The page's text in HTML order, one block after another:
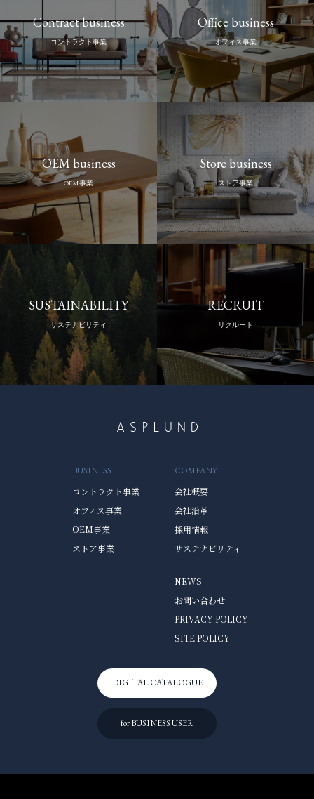
Contract business
コントラクト事業
Office business
オフィス事業
OEM business
OEM事業
Store business
ストア事業
SUSTAINABILITY
サステナビリティ
RECRUIT
リクルート
BUSINESS
コントラクト事業
オフィス事業
OEM事業
ストア事業
COMPANY
会社概要
会社沿革
採用情報
サステナビリティ
NEWS
お問い合わせ
PRIVACY POLICY
SITE POLICY
DIGITAL CATALOGUE
for BUSINESS USER